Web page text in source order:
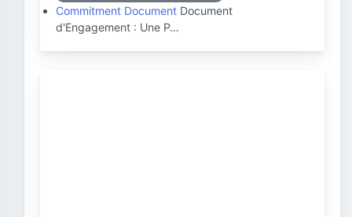
Commitment Document Document
d'Engagement : Une P…